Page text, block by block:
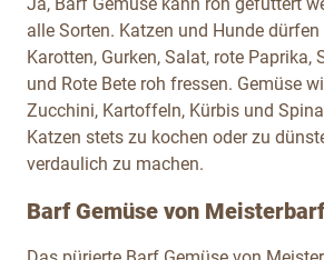
alle Sorten. Katzen und Hunde
Karotten, Gurken, Salat, rote Paprika,
und Rote Bete roh fressen. Gemüse
Zucchini, Kartoffeln, Kürbis und
Katzen stets zu kochen oder zu
verdaulich zu machen.
Barf Gemüse von Meisterbarf